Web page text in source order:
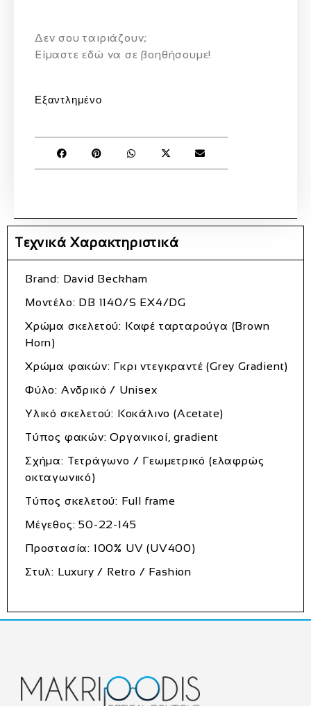
Δεν σου ταιριάζουν;
Eίμαστε εδώ να σε βοηθήσουμε!
Εξαντλημένο
Τεχνικά Χαρακτηριστικά
Brand: David Beckham
Μοντέλο: DB 1140/S EX4/DG
Χρώμα σκελετού: Καφέ ταρταρούγα (Brown
Horn)
Χρώμα φακών: Γκρι ντεγκραντέ (Grey Gradient)
Φύλο: Ανδρικό / Unisex
Υλικό σκελετού: Κοκάλινο (Acetate)
Τύπος φακών: Οργανικοί, gradient
Σχήμα: Τετράγωνο / Γεωμετρικό (ελαφρώς
οκταγωνικό)
Τύπος σκελετού: Full frame
Μέγεθος: 50-22-145
Προστασία: 100% UV (UV400)
Στυλ: Luxury / Retro / Fashion